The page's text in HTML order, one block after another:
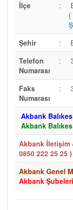
İlçe
:
(
Şehir
:
Telefon
Numarası
:
Faks
Numarası
:
Akbank
Akbank
Akbank İletişim
0850 222 25 25 )
Akbank Genel
Akbank Şubeleri